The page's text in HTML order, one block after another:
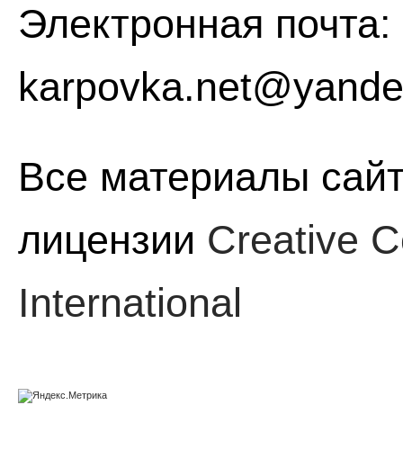
Электронная почта:
Все материалы
лицензии Creative
International